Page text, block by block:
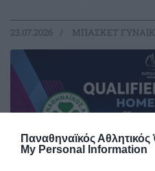
Παναθηναϊκός Αθλητικός
My Personal Information
23.07.2026 ΜΠΑΣΚΕΤ